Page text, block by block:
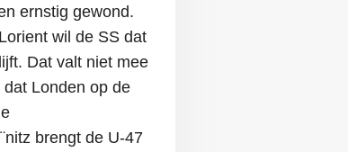
ernstig gewond.
wil de SS dat
Dat valt niet mee
Londen op de
brengt de U-47